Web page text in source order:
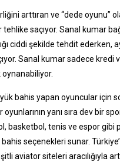
arttıran ve “dede oyunu”
saçıyor. Sanal kumar
ciddi şekilde tehdit ederken,
Sanal kumar sadece kredi
oynanabiliyor.
bahis yapan oyuncular için
yanı sıra dev bir
basketbol, tenis ve espor gibi
seçenekleri sunar.
aviator siteleri aracılığıyla